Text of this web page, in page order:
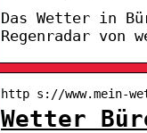
Das Wetter in
Regenradar von
http s://www.mein-
Wetter